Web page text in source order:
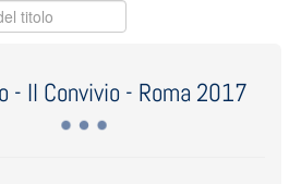
- Il Convivio - Roma 2017